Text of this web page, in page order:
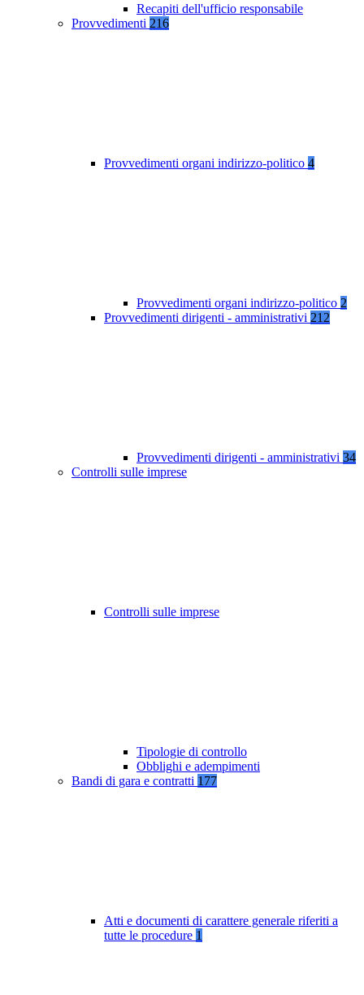
Recapiti dell'ufficio responsabile
Provvedimenti 216
Provvedimenti organi indirizzo-politico 4
Provvedimenti organi indirizzo-politico 2
Provvedimenti dirigenti - amministrativi 212
Provvedimenti dirigenti - amministrativi 34
Controlli sulle imprese
Controlli sulle imprese
Tipologie di controllo
Obblighi e adempimenti
Bandi di gara e contratti 177
Atti e documenti di carattere generale riferiti a
tutte le procedure 1